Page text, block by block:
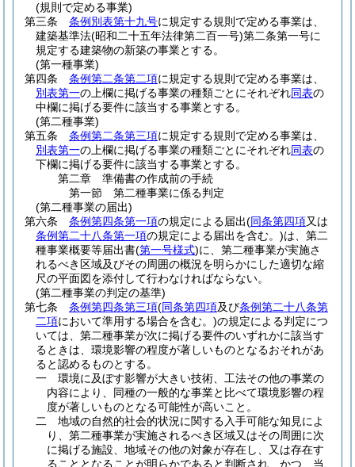
(規則で定める事業)
第三条
条例別表第十九号に規定する規則で定める事業は、
建築基準法(昭和二十五年法律第二百一号)第二条第一号に
規定する建築物の新築の事業とする。
(第一種事業)
第四条
条例第二条第二項に規定する規則で定める事業は、
別表第一の上欄に掲げる事業の種類ごとにそれぞれ同表の
中欄に掲げる要件に該当する事業とする。
(第二種事業)
第五条
条例第二条第三項に規定する規則で定める事業は、
別表第一の上欄に掲げる事業の種類ごとにそれぞれ同表の
下欄に掲げる要件に該当する事業とする。
第二章
準備書の作成前の手続
第一節
第二種事業に係る判定
(第二種事業の届出)
第六条
条例第四条第一項の規定による届出(同条第四項又は
条例第二十八条第一項の規定による届出を含む。)は、第二
種事業概要等届出書(第一号様式)に、第二種事業が実施さ
れるべき区域及びその周囲の概況を明らかにした適切な縮
尺の平面図を添付して行わなければならない。
(第二種事業の判定の基準)
第七条
条例第四条第三項(同条第四項及び条例第二十八条第
二項において準用する場合を含む。)の規定による判定につ
いては、第二種事業が次に掲げる要件のいずれかに該当す
るときは、環境影響の程度が著しいものとなるおそれがあ
ると認めるものとする。
一
環境に及ぼす影響が大きい技術、工法その他の事業の
内容により、同種の一般的な事業と比べて環境影響の程
度が著しいものとなる可能性が高いこと。
二
地域の自然的社会的状況に関する入手可能な知見によ
り、第二種事業が実施されるべき区域又はその周囲に次
に掲げる施設、地域その他の対象が存在し、又は存在す
ることとなることが明らかであると判断され、かつ、当